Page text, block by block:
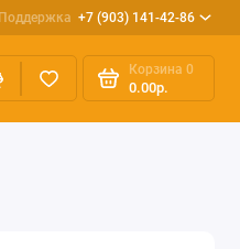
Поддержка +7 (903) 141-42-86
Корзина 0
0.00р.